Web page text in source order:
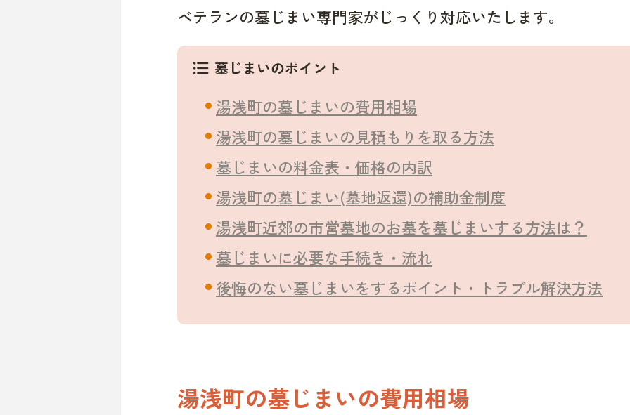
ベテランの墓じまい専門家がじっくり対応いたします。
format_list_bulleted 墓じまいのポイント
湯浅町の墓じまいの費用相場
湯浅町の墓じまいの見積もりを取る方法
墓じまいの料金表・価格の内訳
湯浅町の墓じまい(墓地返還)の補助金制度
湯浅町近郊の市営墓地のお墓を墓じまいする方法は？
墓じまいに必要な手続き・流れ
後悔のない墓じまいをするポイント・トラブル解決方法
湯浅町の墓じまいの費用相場